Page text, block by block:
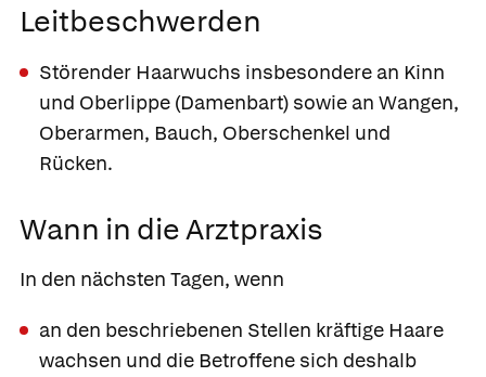
Leitbeschwerden
Störender Haarwuchs insbesondere an Kinn
und Oberlippe (Damenbart) sowie an Wangen,
Oberarmen, Bauch, Oberschenkel und
Rücken.
Wann in die Arztpraxis
In den nächsten Tagen, wenn
an den beschriebenen Stellen kräftige Haare
wachsen und die Betroffene sich deshalb